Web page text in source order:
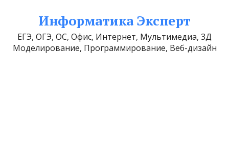
Информатика Эксперт
ЕГЭ, ОГЭ, ОС, Офис, Интернет, Мультимедиа, 3Д
Моделирование, Программирование, Веб-дизайн